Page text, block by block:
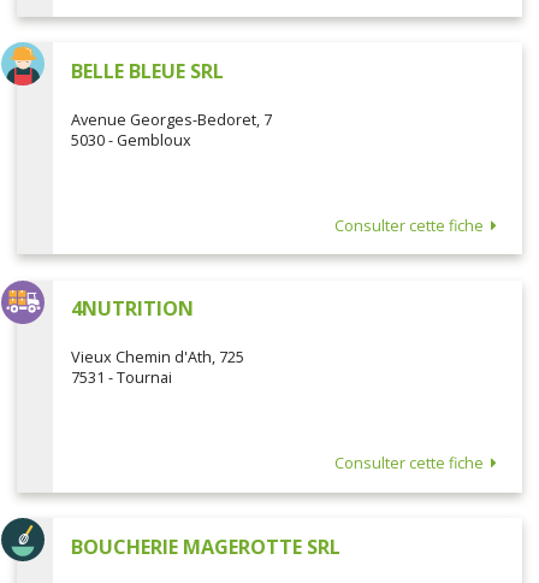
BELLE BLEUE SRL
Avenue Georges-Bedoret, 7
5030 - Gembloux
Consulter cette fiche
4NUTRITION
Vieux Chemin d'Ath, 725
7531 - Tournai
Consulter cette fiche
BOUCHERIE MAGEROTTE SRL